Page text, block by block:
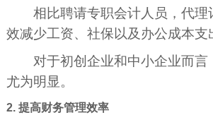
相比聘请专职会计人员，代理
效减少工资、社保以及办公成本支
对于初创企业和中小企业而言
尤为明显。
2. 提高财务管理效率